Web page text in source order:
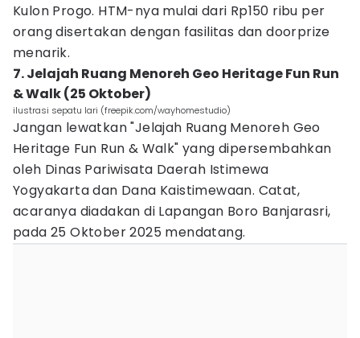
Kulon Progo. HTM-nya mulai dari Rp150 ribu per
orang disertakan dengan fasilitas dan doorprize
menarik.
7. Jelajah Ruang Menoreh Geo Heritage Fun Run
& Walk (25 Oktober)
ilustrasi sepatu lari (freepik.com/wayhomestudio)
Jangan lewatkan "Jelajah Ruang Menoreh Geo
Heritage Fun Run & Walk" yang dipersembahkan
oleh Dinas Pariwisata Daerah Istimewa
Yogyakarta dan Dana Kaistimewaan. Catat,
acaranya diadakan di Lapangan Boro Banjarasri,
pada 25 Oktober 2025 mendatang.